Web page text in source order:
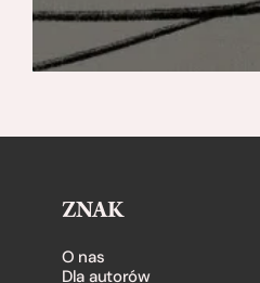
ZNAK
O nas
Dla autorów